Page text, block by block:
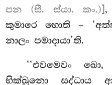
පන (සී. ස්යා. කං.)],
කුමාරෙ හොති –
නාලං පමාදායා’ති.
‘‘එවමෙවං
භික්ඛුනො සද්ධාය